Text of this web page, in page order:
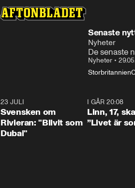
Senaste
Nyheter
De senaste
Nyheter •
Storbritannien
23 JULI
Svensken om
Rivieran: "Blivit som
Dubai"
I GÅR 20:08
Linn, 17,
”Livet är